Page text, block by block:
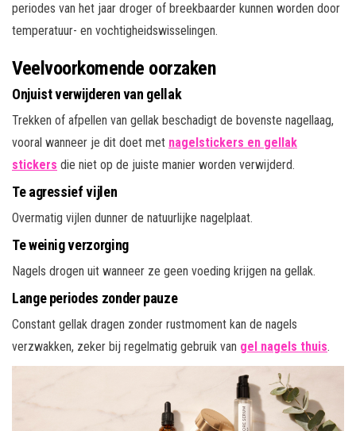
periodes van het jaar droger of breekbaarder kunnen worden door
temperatuur- en vochtigheidswisselingen.
Veelvoorkomende oorzaken
Onjuist verwijderen van gellak
Trekken of afpellen van gellak beschadigt de bovenste nagellaag,
vooral wanneer je dit doet met nagelstickers en gellak
stickers die niet op de juiste manier worden verwijderd.
Te agressief vijlen
Overmatig vijlen dunner de natuurlijke nagelplaat.
Te weinig verzorging
Nagels drogen uit wanneer ze geen voeding krijgen na gellak.
Lange periodes zonder pauze
Constant gellak dragen zonder rustmoment kan de nagels
verzwakken, zeker bij regelmatig gebruik van gel nagels thuis.